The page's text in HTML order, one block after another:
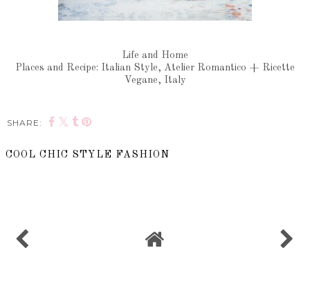
Life and Home
Places and Recipe: Italian Style, Atelier Romantico + Ricette
Vegane, Italy
SHARE:
COOL CHIC STYLE FASHION